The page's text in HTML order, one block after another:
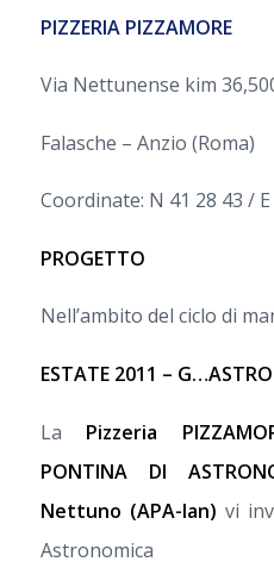
PIZZERIA PIZZAMORE
Via Nettunense kim
Falasche – Anzio (Roma)
Coordinate: N 41 28 43 /
PROGETTO
Nell’ambito del ciclo di
ESTATE 2011 –
La Pizzeria
PONTINA DI
Nettuno (APA-lan) vi
Astronomica